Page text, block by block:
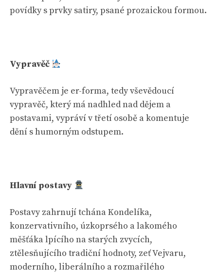
povídky s prvky satiry, psané prozaickou formou.
Vypravěč
Vypravěčem je er-forma, tedy vševědoucí
vypravěč, který má nadhled nad dějem a
postavami, vypráví v třetí osobě a komentuje
dění s humorným odstupem.
Hlavní postavy
Postavy zahrnují tchána Kondelíka,
konzervativního, úzkoprsého a lakomého
měšťáka lpícího na starých zvycích,
ztělesňujícího tradiční hodnoty, zeť Vejvaru,
moderního, liberálního a rozmařilého